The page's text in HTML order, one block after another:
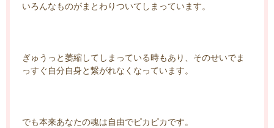
いろんなものがまとわりついてしまっています。
ぎゅうっと萎縮してしまっている時もあり、そのせいでま
っすぐ自分自身と繋がれなくなっています。
でも本来あなたの魂は自由でピカピカです。